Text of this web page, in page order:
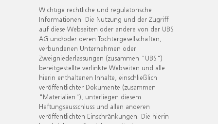
Wichtige rechtliche und regulatorische
Informationen. Die Nutzung und der Zugriff
auf diese Webseiten oder andere von der UBS
AG und/oder deren Tochtergesellschaften,
verbundenen Unternehmen oder
Zweigniederlassungen (zusammen "UBS")
bereitgestellte verlinkte Webseiten und alle
hierin enthaltenen Inhalte, einschließlich
veröffentlichter Dokumente (zusammen
"Materialien"), unterliegen diesem
Haftungsausschluss und allen anderen
veröffentlichten Einschränkungen. Die hierin